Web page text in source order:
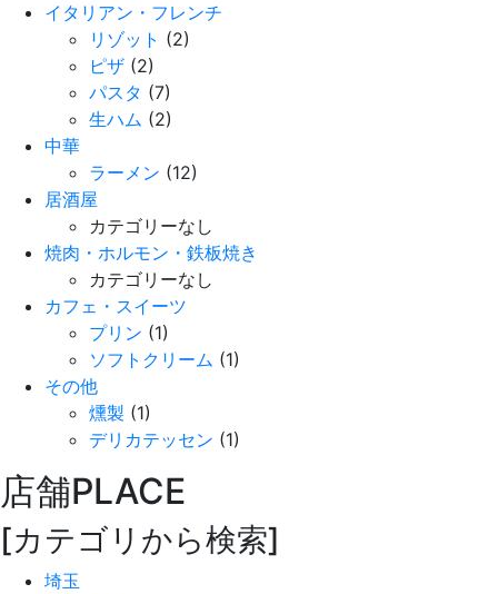
イタリアン・フレンチ
リゾット (2)
ピザ (2)
パスタ (7)
生ハム (2)
中華
ラーメン (12)
居酒屋
カテゴリーなし
焼肉・ホルモン・鉄板焼き
カテゴリーなし
カフェ・スイーツ
プリン (1)
ソフトクリーム (1)
その他
燻製 (1)
デリカテッセン (1)
店舗PLACE
[カテゴリから検索]
埼玉